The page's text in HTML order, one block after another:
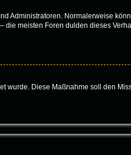
Administratoren. Normalerweise
meisten Foren dulden dieses
wurde. Diese Maßnahme soll den